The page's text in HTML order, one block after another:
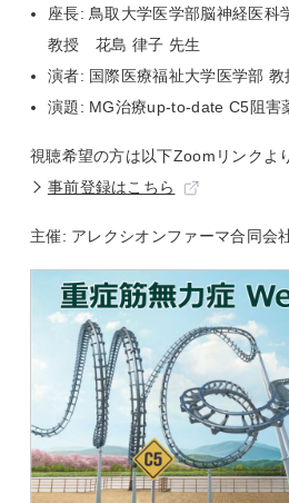
座長: 鳥取大学医学部脳神経医科
教授 花島 律子 先生
演者: 国際医療福祉大学医学部
演題: MG治療up-to-date C5阻害
視聴希望の方は以下Zoomリンクよ
事前登録はこちら
主催: アレクシオンファーマ合同会